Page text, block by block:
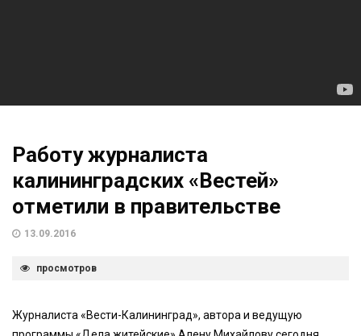
Работу журналиста
калининградских «Вестей»
отметили в правительстве
13.09.2016
просмотров
Журналиста «Вести-Калининград», автора и ведущую